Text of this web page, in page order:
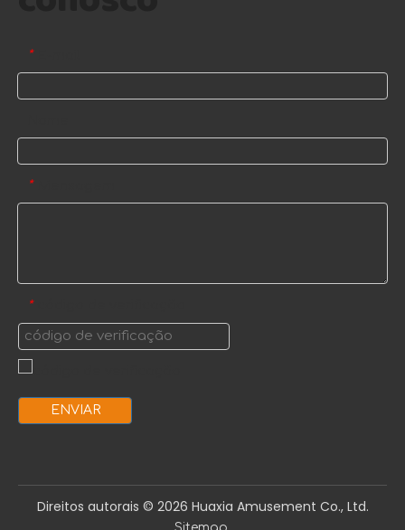
*
*
*
ENVIAR
Direitos autorais ©️ 2026 Huaxia Amusement Co., Ltd.